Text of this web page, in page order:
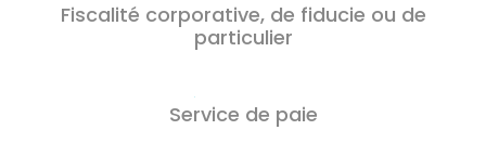
Fiscalité corporative, de fiducie ou de
particulier
Service de paie